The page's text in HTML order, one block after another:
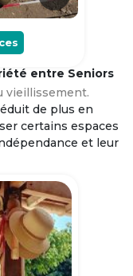
entre Seniors
vieillissement.
de plus en
certains espaces
et leur